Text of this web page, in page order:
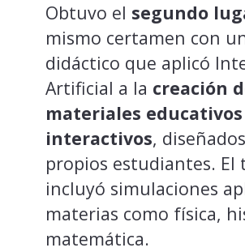
Obtuvo el segundo
mismo certamen con
didáctico que aplicó
Artificial a la creación
materiales educativos
interactivos,
propios estudiantes. El
incluyó simulaciones
materias como física,
matemática.